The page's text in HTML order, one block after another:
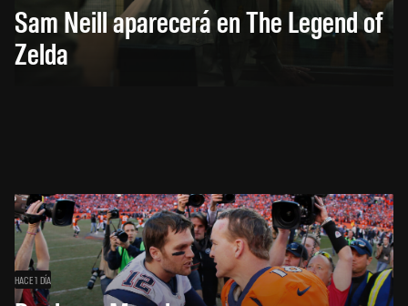
Sam Neill aparecerá en The Legend of
Zelda
HACE 1 DÍA